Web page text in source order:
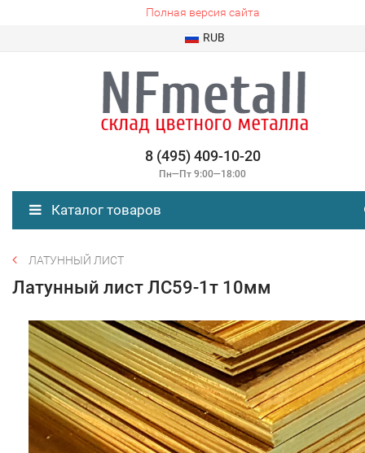
Полная версия сайта
RUB
8 (495) 409-10-20
Пн—Пт 9:00—18:00
Каталог товаров
ЛАТУННЫЙ ЛИСТ
Латунный лист ЛC59-1т 10мм